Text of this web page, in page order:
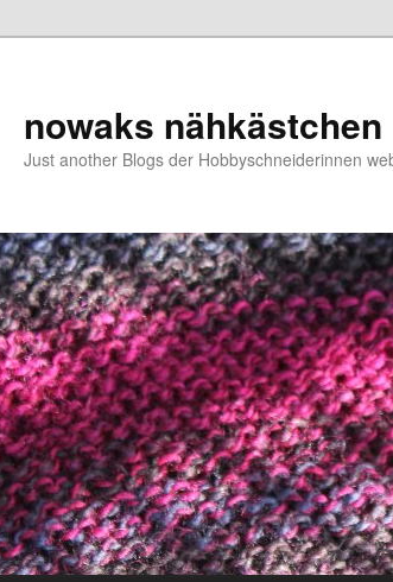
nowaks nähkästchen
Just another Blogs der Hobbyschneiderinnen